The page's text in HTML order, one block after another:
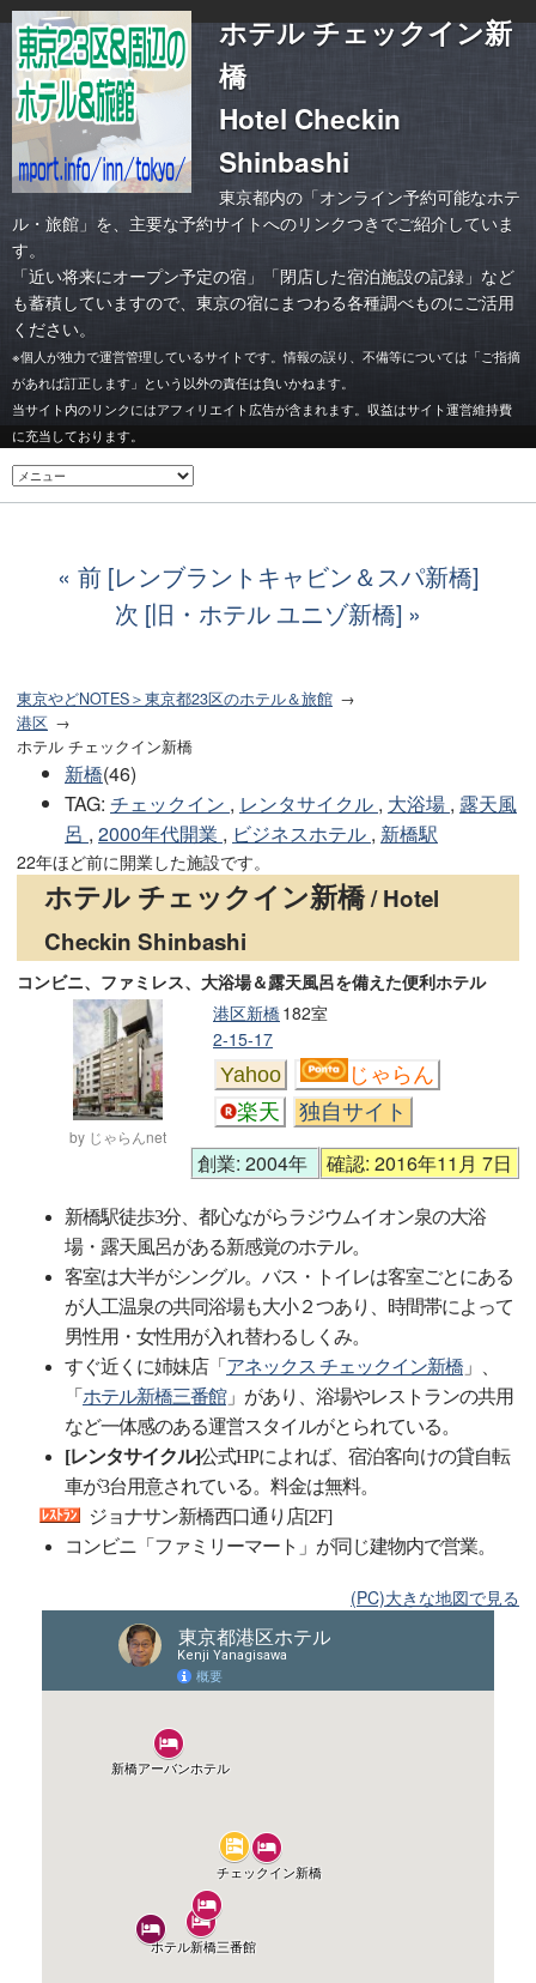
ホテル チェックイン新
橋
Hotel Checkin
Shinbashi
東京都内の「オンライン予約可能なホテ
ル・旅館」を、主要な予約サイトへのリンクつきでご紹介していま
す。
「近い将来にオープン予定の宿 」「閉店した宿泊施設の記録 」など
も蓄積していますので、東京の宿にまつわる各種調べものにご活用
ください。
※個人が独力で運営管理しているサイトです。情報の誤り、不備等については「ご指摘
があれば訂正します」という以外の責任は負いかねます。
当サイト内のリンクにはアフィリエイト広告が含まれます。収益はサイト運営維持費
に充当しております。
前 [レンブラントキャビン＆スパ新橋]
次 [旧・ホテル ユニゾ新橋]
東京やどNOTES＞東京都23区のホテル＆旅館
港区
ホテル チェックイン新橋
新橋(46)
TAG: チェックイン , レンタサイクル , 大浴場 , 露天風
呂 , 2000年代開業 , ビジネスホテル , 新橋駅
22年ほど前に開業した施設です。
ホテル チェックイン新橋/ Hotel
Checkin Shinbashi
コンビニ、ファミレス、大浴場＆露天風呂を備えた便利ホテル
by じゃらんnet
182室
港区新橋
2-15-17
Yahoo
じゃらん
楽天
独自サイト
創業: 2004年 確認: 2016年11月 7日
新橋駅徒歩3分、都心ながらラジウムイオン泉の大浴
場・露天風呂がある新感覚のホテル。
客室は大半がシングル。バス・トイレは客室ごとにある
が人工温泉の共同浴場も大小２つあり、時間帯によって
男性用・女性用が入れ替わるしくみ。
すぐ近くに姉妹店「 アネックス チェックイン新橋 」、
「 ホテル新橋三番館」があり、浴場やレストランの共用
など一体感のある運営スタイルがとられている。
[レンタサイクル]公式HPによれば、宿泊客向けの貸自転
車が3台用意されている。料金は無料。
ジョナサン新橋西口通り店[2F]
コンビニ「ファミリーマート」が同じ建物内で営業。
(PC)大きな地図で見る